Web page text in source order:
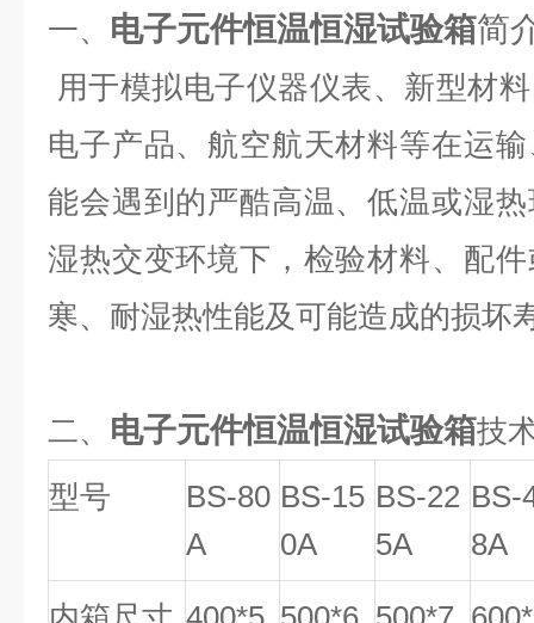
一、 电子元件恒温恒湿试验箱简
用于模拟电子仪器仪表、新型材
电子产品、航空航天材料等在运
能会遇到的严酷高温、低温或湿
湿热交变环境下，检验材料、配
寒、耐湿热性能及可能造成的损坏
二、 电子元件恒温恒湿试验箱技
型号
BS-80
A
BS-15
0A
BS-22
5A
BS-
8A